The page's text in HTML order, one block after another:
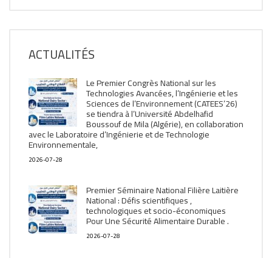
ACTUALITÉS
Le Premier Congrès National sur les
Technologies Avancées, l’Ingénierie et les
Sciences de l’Environnement (CATEES’26)
se tiendra à l’Université Abdelhafid
Boussouf de Mila (Algérie), en collaboration
avec le Laboratoire d’Ingénierie et de Technologie
Environnementale,
2026-07-28
Premier Séminaire National Filière Laitière
National : Défis scientifiques ,
technologiques et socio-économiques
Pour Une Sécurité Alimentaire Durable .
2026-07-28